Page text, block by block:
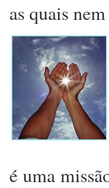
as quais
é uma